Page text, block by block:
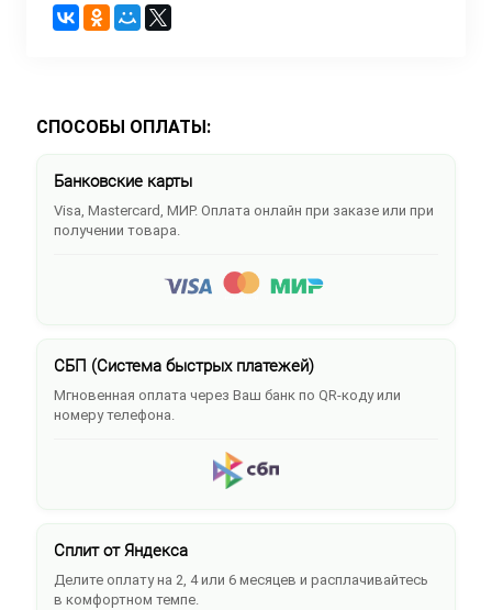
СПОСОБЫ ОПЛАТЫ:
Банковские карты
Visa, Mastercard, МИР. Оплата онлайн при заказе или при
получении товара.
СБП (Система быстрых платежей)
Мгновенная оплата через Ваш банк по QR-коду или
номеру телефона.
Сплит от Яндекса
Делите оплату на 2, 4 или 6 месяцев и расплачивайтесь
в комфортном темпе.